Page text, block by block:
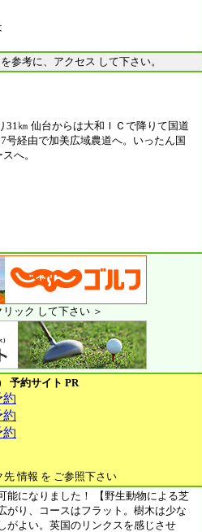
参考に、アクセス して下さい。
㎞ 仙台からは大和ＩＣで降りて国道
号経由で加美広域農道へ。いったん国
へ。
ック して下さい ＞
予約サイト PR
約
約
約
先 情報 を ご参照下さい
能になりました！ 【野生動物による芝
がり、コースはフラット。樹木は少な
がよい。英国のリンクスを感じさせ